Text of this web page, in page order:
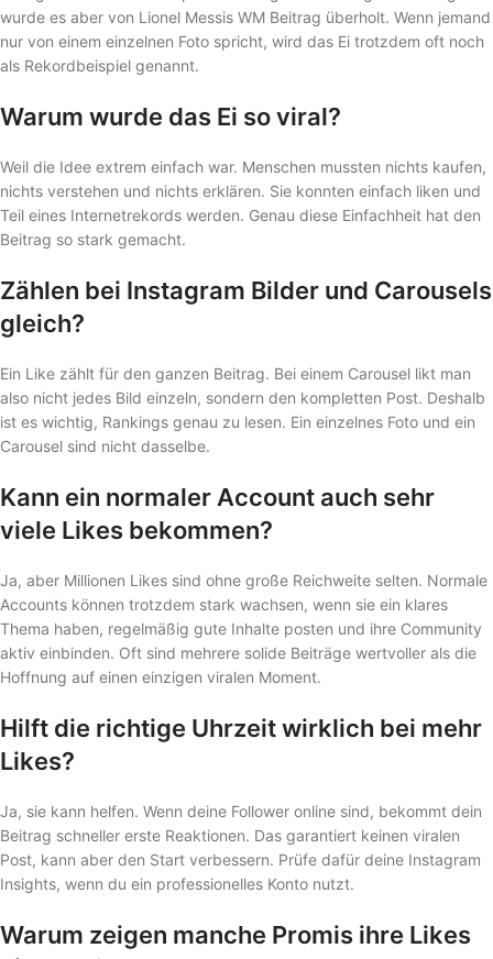
wurde es aber von Lionel Messis WM Beitrag überholt. Wenn jemand
nur von einem einzelnen Foto spricht, wird das Ei trotzdem oft noch
als Rekordbeispiel genannt.
Warum wurde das Ei so viral?
Weil die Idee extrem einfach war. Menschen mussten nichts kaufen,
nichts verstehen und nichts erklären. Sie konnten einfach liken und
Teil eines Internetrekords werden. Genau diese Einfachheit hat den
Beitrag so stark gemacht.
Zählen bei Instagram Bilder und Carousels
gleich?
Ein Like zählt für den ganzen Beitrag. Bei einem Carousel likt man
also nicht jedes Bild einzeln, sondern den kompletten Post. Deshalb
ist es wichtig, Rankings genau zu lesen. Ein einzelnes Foto und ein
Carousel sind nicht dasselbe.
Kann ein normaler Account auch sehr
viele Likes bekommen?
Ja, aber Millionen Likes sind ohne große Reichweite selten. Normale
Accounts können trotzdem stark wachsen, wenn sie ein klares
Thema haben, regelmäßig gute Inhalte posten und ihre Community
aktiv einbinden. Oft sind mehrere solide Beiträge wertvoller als die
Hoffnung auf einen einzigen viralen Moment.
Hilft die richtige Uhrzeit wirklich bei mehr
Likes?
Ja, sie kann helfen. Wenn deine Follower online sind, bekommt dein
Beitrag schneller erste Reaktionen. Das garantiert keinen viralen
Post, kann aber den Start verbessern. Prüfe dafür deine Instagram
Insights, wenn du ein professionelles Konto nutzt.
Warum zeigen manche Promis ihre Likes